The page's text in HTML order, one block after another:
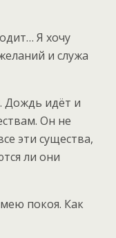
Я хочу
и служа
Дождь идёт и
Он не
эти существа,
ли они
покоя. Как